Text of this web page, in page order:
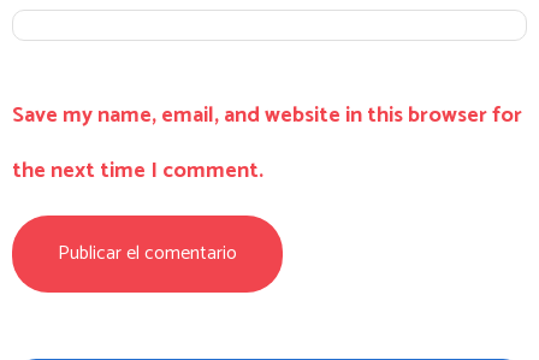
Save my name, email, and website in this browser for
the next time I comment.